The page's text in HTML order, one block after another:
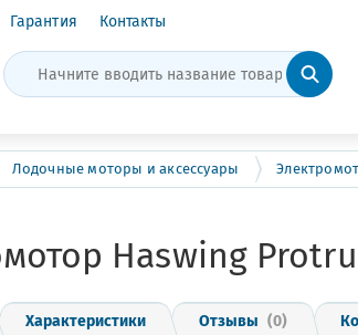
Гарантия Контакты
Лодочные моторы и аксессуары
Haswing
Характеристики Отзывы (0)